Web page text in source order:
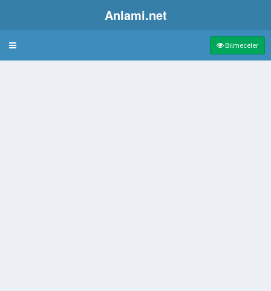
Anlami.net
Bulmaca Bilmeceler